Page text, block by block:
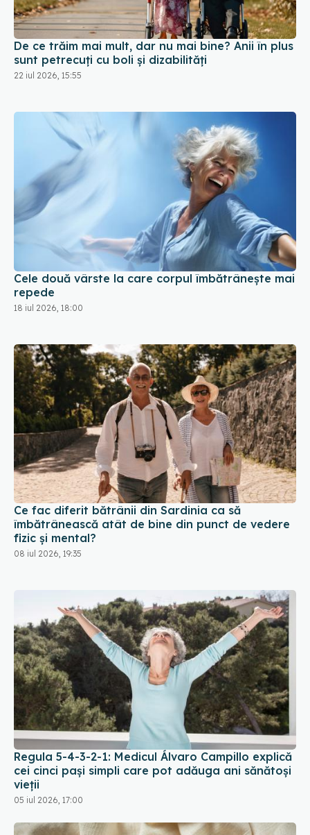
De ce trăim mai mult, dar nu mai bine? Anii în plus
sunt petrecuți cu boli și dizabilități
22 iul 2026, 15:55
Cele două vârste la care corpul îmbătrânește mai
repede
18 iul 2026, 18:00
Ce fac diferit bătrânii din Sardinia ca să
îmbătrânească atât de bine din punct de vedere
fizic și mental?
08 iul 2026, 19:35
Regula 5-4-3-2-1: Medicul Álvaro Campillo explică
cei cinci pași simpli care pot adăuga ani sănătoși
vieții
05 iul 2026, 17:00